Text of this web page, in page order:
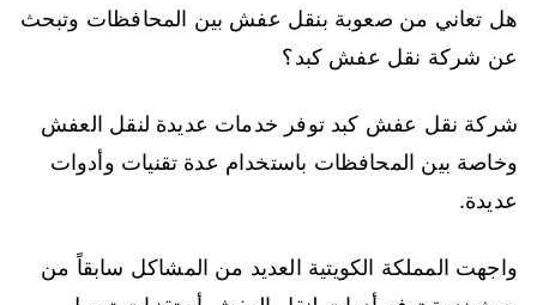
هل تعاني من صعوبة بنقل عفش بين المحافظات وتبحث
عن شركة نقل عفش كبد؟
شركة نقل عفش كبد توفر خدمات عديدة لنقل العفش
وخاصة بين المحافظات باستخدام عدة تقنيات وأدوات
عديدة.
واجهت المملكة الكويتية العديد من المشاكل سابقاً من